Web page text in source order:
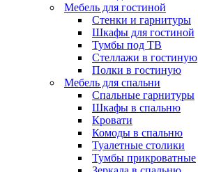
Мебель для гостиной
Стенки и гарнитуры
Шкафы для гостиной
Тумбы под ТВ
Стеллажи в гостиную
Полки в гостиную
Мебель для спальни
Спальные гарнитуры
Шкафы в спальню
Кровати
Комоды в спальню
Туалетные столики
Тумбы прикроватные